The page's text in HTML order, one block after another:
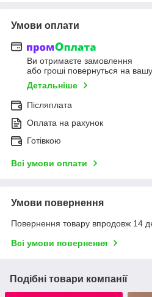
Умови оплати
Ви отримаєте замовлення
або гроші повернуться на
Детальніше
Післяплата
Оплата на рахунок
Готівкою
Всі умови оплати
Умови повернення
Повернення товару впродовж 14
Всі умови повернення
Подібні товари компанії